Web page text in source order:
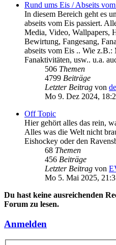
Rund ums Eis / Abseits
In diesem Bereich geht es
abseits vom Eis passiert.
Media, Video, Wallpapers,
Bewirtung, Fangesang,
abseits vom Eis .. Wie z.B.:
Fanaktivitäten, usw.. u.a.
506 Themen
4799 Beiträge
Letzter Beitrag von
Mo 9. Dez 2024,
Off Topic
Hier gehört alles das rein,
Alles was die Welt nicht
Eishockey oder den
68 Themen
456 Beiträge
Letzter Beitrag von
Mo 5. Mai 2025,
Du hast keine ausreichenden
Forum zu lesen.
Anmelden